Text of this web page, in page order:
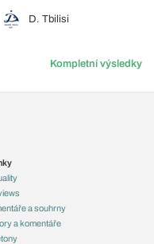
D. Tbilisi
Kompletní výsledky
a souhrny
a komentáře